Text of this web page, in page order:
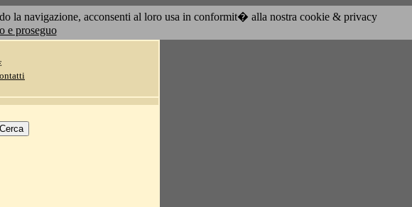
la navigazione, acconsenti al loro usa in conformit� alla nostra cookie & privacy
e proseguo